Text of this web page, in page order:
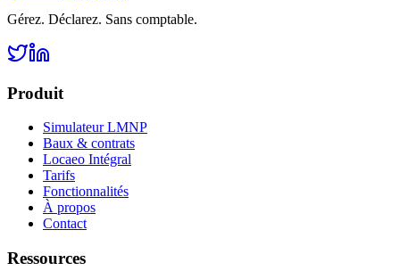
Gérez. Déclarez. Sans comptable.
Produit
Simulateur LMNP
Baux & contrats
Locaeo Intégral
Tarifs
Fonctionnalités
À propos
Contact
Ressources